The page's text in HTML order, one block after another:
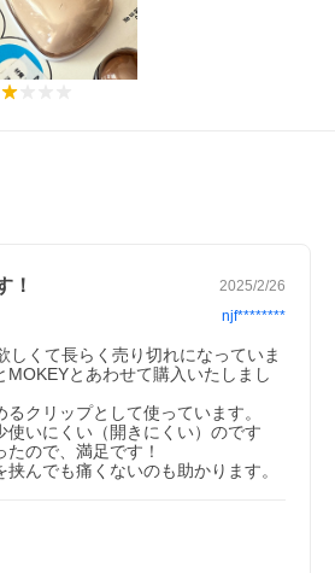
！ 2025/2/26
njf********
しくて長らく売り切れになっていま
MOKEYとあわせて購入いたしまし
クリップとして使っています。
使いにくい（開きにくい）のです
ので、満足です！
んでも痛くないのも助かります。